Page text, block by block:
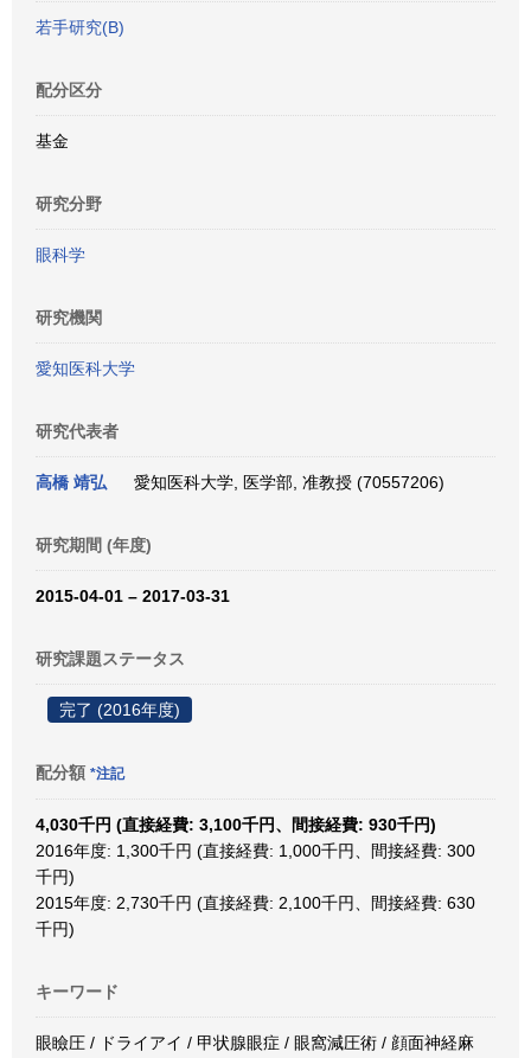
若手研究(B)
配分区分
基金
研究分野
眼科学
研究機関
愛知医科大学
研究代表者
高橋 靖弘 愛知医科大学, 医学部, 准教授 (70557206)
研究期間 (年度)
2015-04-01 – 2017-03-31
研究課題ステータス
完了 (2016年度)
配分額 *注記
4,030千円 (直接経費: 3,100千円、間接経費: 930千円)
2016年度: 1,300千円 (直接経費: 1,000千円、間接経費: 300
千円)
2015年度: 2,730千円 (直接経費: 2,100千円、間接経費: 630
千円)
キーワード
眼瞼圧 / ドライアイ / 甲状腺眼症 / 眼窩減圧術 / 顔面神経麻